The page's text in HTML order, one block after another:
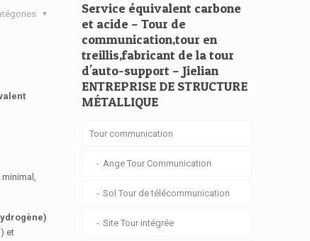
) et
Service équivalent carbone
et acide – Tour de
communication,tour en
treillis,fabricant de la tour
d'auto-support – Jielian
ENTREPRISE DE STRUCTURE
MÉTALLIQUE
Tour communication
Ange Tour Communication
Sol Tour de télécommunication
Site Tour intégrée